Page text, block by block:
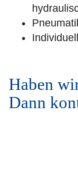
Haben
Dann